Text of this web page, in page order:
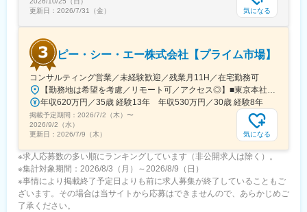
変更の範囲：無
更新日： 2026/7/31（金） 気になる
ピー・シー・エー株式会社【プライム市場】
コンサルティング営業／未経験歓迎／残業月11H／在宅勤務可
【勤務地は希望を考慮／リモート可／アクセス◎】■東京本社東京都千代田区富士見1-2-21 ■大阪支店大阪府大阪市北区北区梅田3-2-2 JPタワー大阪14階■札幌営業所北海道札幌市中央区北5条西2-5 JRタワーオフィスプラザさっぽろ 13階■東北営業所宮城県仙台市青葉区中央4-4-19 アーバンネット仙台中央ビル 14階■関東支店埼玉県さいたま市大宮区桜木町1-7-5 ソニックシティビル29階■横浜営業所神奈川県横浜市西区みなとみらい2-3-5 クイーンズタワーC棟8階■静岡営業所静岡県静岡市葵区紺屋町17-1 葵タワー2階■名古屋支店愛知県名古屋市中区丸の内3-22-24 名古屋桜通ビル7階■北陸営業所石川県金沢市昭和町16-1 ヴィサージュ3階■中四国営業所岡山県岡山市北区駅元町15-1 リットシティビル4階■広島営業所広島県広島市中区中区幟町13-15 新広島ビルディング11階■九州支店福岡県福岡市博多区博多駅東2-6-1 九勧筑紫通ビル8階※将来的に転勤の可能性がございます。※受動喫煙対策：あり
年収620万円／35歳 経験13年 年収530万円／30歳 経験8年
掲載予定期間： 2026/7/2（木） 〜
2026/9/2（水）
更新日： 2026/7/9（木） 気になる
※求人応募数の多い順にランキングしています（非公開求人は除く）。
※集計対象期間：2026/8/3（月）～2026/8/9（日）
※事情により掲載終了予定日よりも前に求人募集が終了していることもご
ざいます。その場合は当サイトから応募はできませんので、あらかじめご
了承ください。